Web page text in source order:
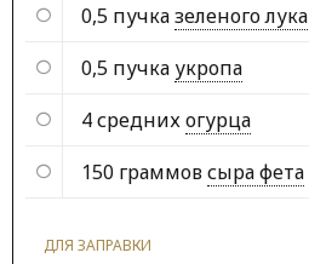
0,5 пучказеленого лука
0,5 пучка укропа
4 среднихогурца
150 граммовсыра фета
ДЛЯ ЗАПРАВКИ